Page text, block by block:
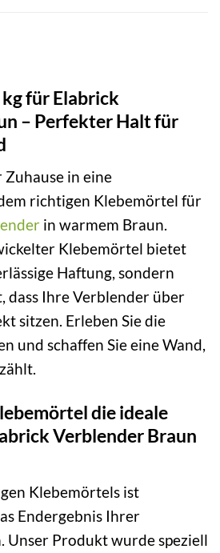
für Elabrick
– Perfekter Halt für
in eine
richtigen Klebemörtel für
in warmem Braun.
Klebemörtel bietet
Haftung, sondern
dass Ihre Verblender über
sitzen. Erleben Sie die
und schaffen Sie eine Wand,
die ideale
Verblender Braun
Klebemörtels ist
Endergebnis Ihrer
Unser Produkt wurde speziell